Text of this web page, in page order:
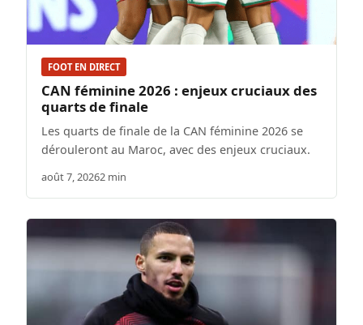
FOOT EN DIRECT
CAN féminine 2026 : enjeux cruciaux des
quarts de finale
Les quarts de finale de la CAN féminine 2026 se
dérouleront au Maroc, avec des enjeux cruciaux.
août 7, 20262 min